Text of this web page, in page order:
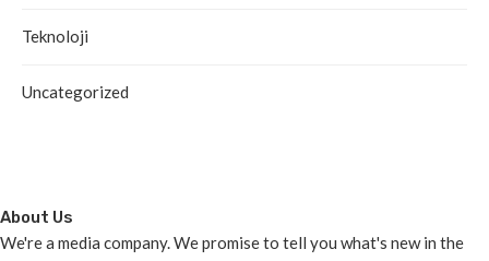
Teknoloji
Uncategorized
About Us
We're a media company. We promise to tell you what's new in the